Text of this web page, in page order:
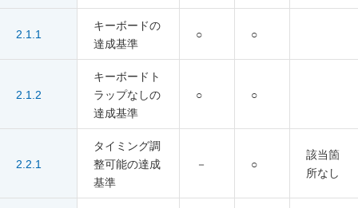
2.1.1
キーボードの
達成基準
○ ○
2.1.2
キーボードト
ラップなしの
達成基準
○ ○
2.2.1
タイミング調
整可能の達成
基準
－ ○
該当箇
所なし